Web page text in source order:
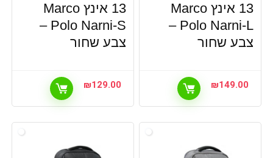
13 אינץ Marco
Polo Narni-L –
צבע שחור
₪149.00
13 אינץ Marco
Polo Narni-S –
צבע שחור
₪129.00